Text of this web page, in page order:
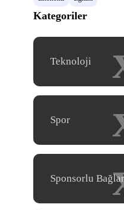
Kategoriler
Teknoloji
Spor
Sponsorlu